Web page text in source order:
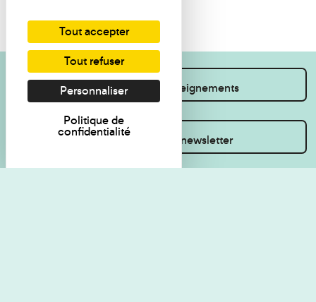
Je souhaite des renseignements
Inscrivez-vous à la newsletter
Tout accepter
Tout refuser
Personnaliser
Politique de
confidentialité